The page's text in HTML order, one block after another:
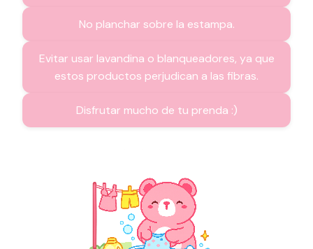
No planchar sobre la estampa.
Evitar usar lavandina o blanqueadores, ya que
estos productos perjudican a las fibras.
Disfrutar mucho de tu prenda :)